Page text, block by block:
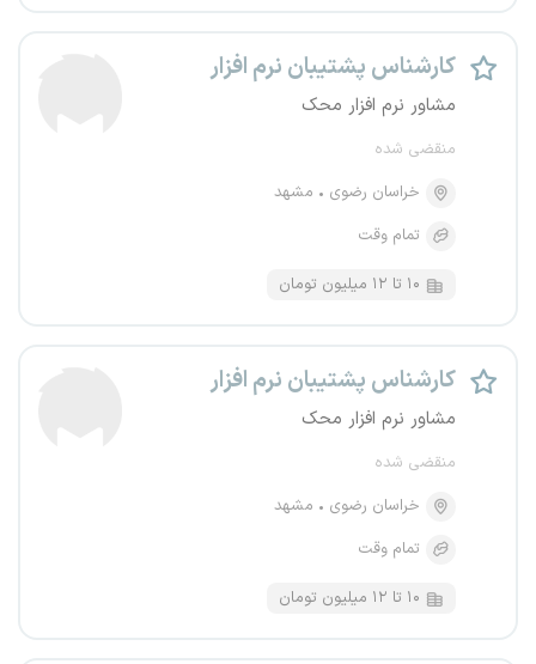
کارشناس پشتیبان نرم‌ افزار
مشاور نرم افزار محک
منقضی شده
خراسان رضوی
مشهد
تمام وقت
۱۰ تا ۱۲ میلیون تومان
کارشناس پشتیبان نرم‌ افزار
مشاور نرم افزار محک
منقضی شده
خراسان رضوی
مشهد
تمام وقت
۱۰ تا ۱۲ میلیون تومان